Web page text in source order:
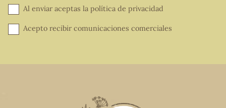
Al enviar aceptas la política de privacidad
Acepto recibir comunicaciones comerciales